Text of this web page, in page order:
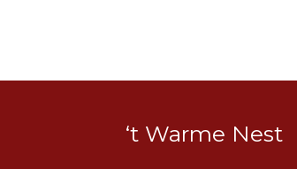
‘t Warme Nest